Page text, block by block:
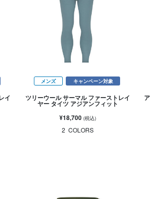
イ
メンズ キャンペーン対象
ツリーウール サーマル ファーストレイ
ヤー タイツ アジアンフィット
¥18,700 (税込)
2 COLORS